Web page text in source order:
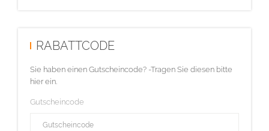
RABATTCODE
Sie haben einen Gutscheincode? -Tragen Sie diesen bitte
hier ein.
Gutscheincode